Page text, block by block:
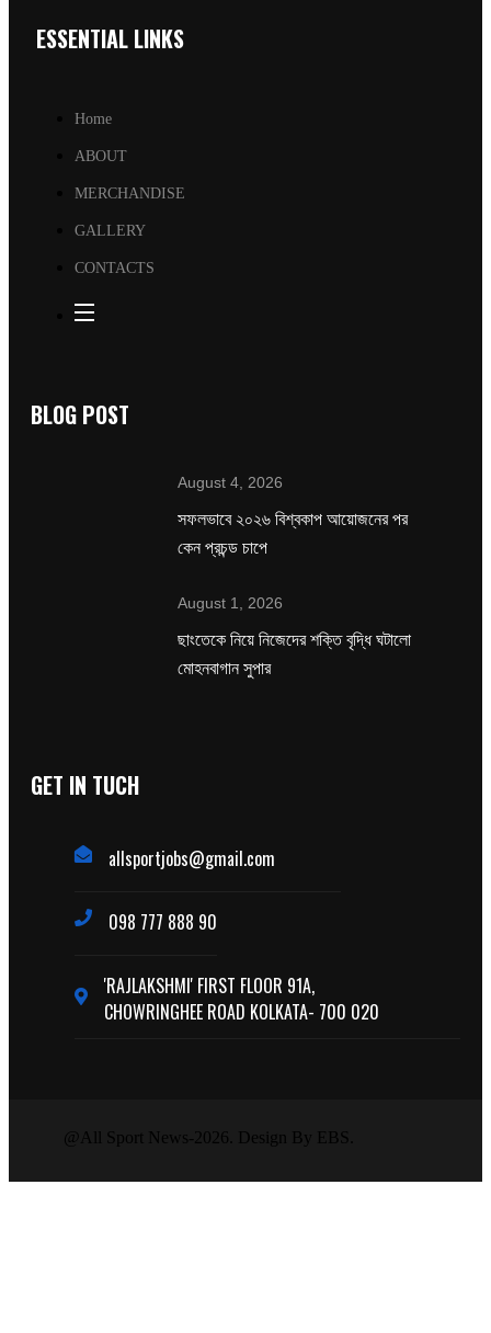
ESSENTIAL LINKS
Home
ABOUT
MERCHANDISE
GALLERY
CONTACTS
BLOG POST
August 4, 2026
সফলভাবে ২০২৬ বিশ্বকাপ আয়োজনের পর
কেন প্রচন্ড চাপে
August 1, 2026
ছাংতেকে নিয়ে নিজেদের শক্তি বৃদ্ধি ঘটালো
মোহনবাগান সুপার
GET IN TUCH
allsportjobs@gmail.com
098 777 888 90
'RAJLAKSHMI' FIRST FLOOR 91A,
CHOWRINGHEE ROAD KOLKATA- 700 020
@All Sport News-2026. Design By EBS.